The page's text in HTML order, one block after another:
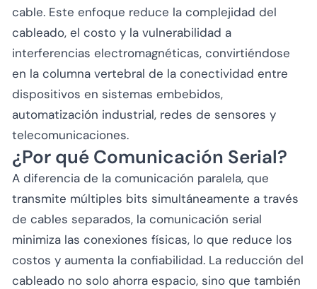
cable. Este enfoque reduce la complejidad del
cableado, el costo y la vulnerabilidad a
interferencias electromagnéticas, convirtiéndose
en la columna vertebral de la conectividad entre
dispositivos en sistemas embebidos,
automatización industrial, redes de sensores y
telecomunicaciones.
¿Por qué Comunicación Serial?
A diferencia de la comunicación paralela, que
transmite múltiples bits simultáneamente a través
de cables separados, la comunicación serial
minimiza las conexiones físicas, lo que reduce los
costos y aumenta la confiabilidad. La reducción del
cableado no solo ahorra espacio, sino que también